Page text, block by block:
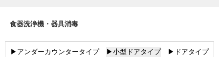
食器洗浄機・器具消毒
▶アンダーカウンタータイプ ▶小型ドアタイプ
▶ドアタイプ